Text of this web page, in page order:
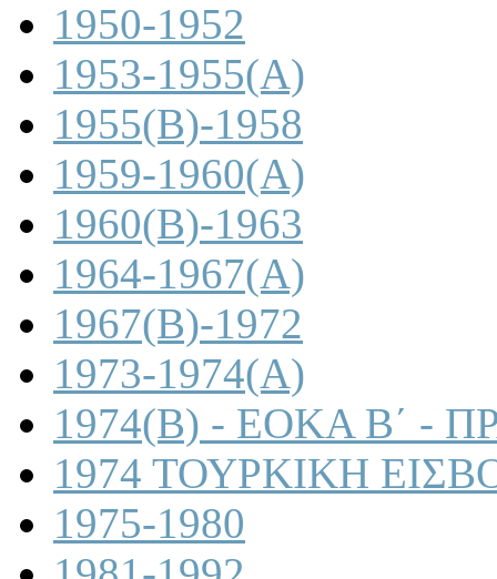
1950-1952
1953-1955(A)
1955(B)-1958
1959-1960(A)
1960(B)-1963
1964-1967(A)
1967(B)-1972
1973-1974(A)
1974(B) - ΕΟΚΑ Β΄ -
1974 ΤΟΥΡΚΙΚΗ
1975-1980